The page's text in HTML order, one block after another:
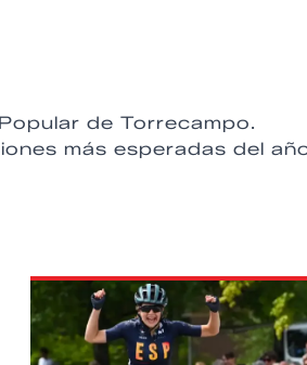
de Torrecampo.
más esperadas del